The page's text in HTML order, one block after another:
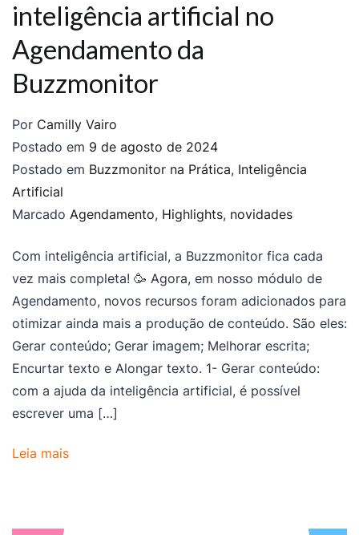
inteligência artificial no
Agendamento da
Buzzmonitor
Por Camilly Vairo
Postado em 9 de agosto de 2024
Postado em Buzzmonitor na Prática, Inteligência
Artificial
Marcado Agendamento, Highlights, novidades
Com inteligência artificial, a Buzzmonitor fica cada
vez mais completa! 🥳 Agora, em nosso módulo de
Agendamento, novos recursos foram adicionados para
otimizar ainda mais a produção de conteúdo. São eles:
Gerar conteúdo; Gerar imagem; Melhorar escrita;
Encurtar texto e Alongar texto. 1- Gerar conteúdo:
com a ajuda da inteligência artificial, é possível
escrever uma […]
Leia mais